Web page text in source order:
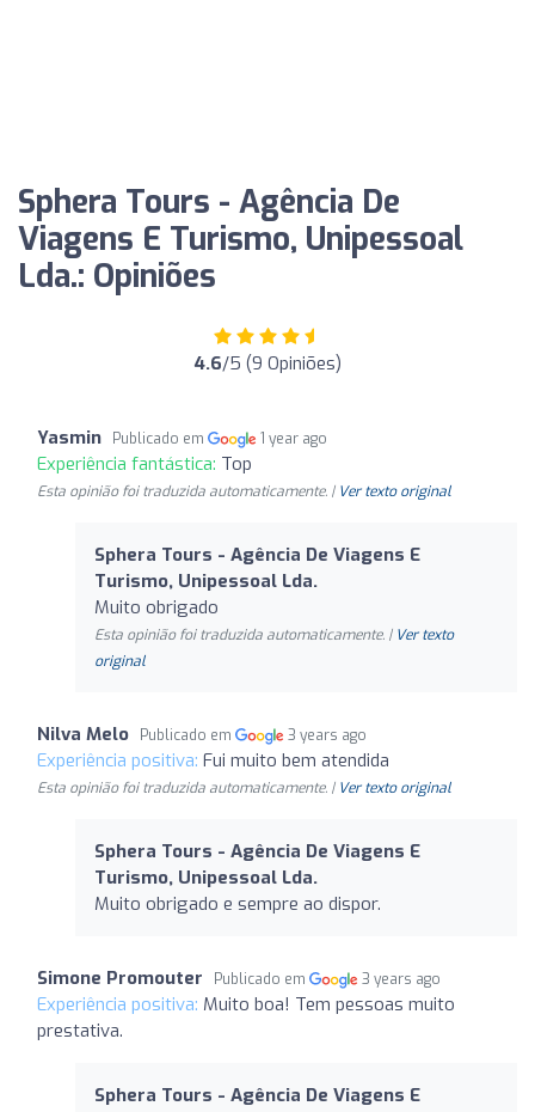
Sphera Tours - Agência De
Viagens E Turismo, Unipessoal
Lda.: Opiniões
4.6/5 (9 Opiniões)
Yasmin Publicado em 1 year ago
Experiência fantástica: Top
Esta opinião foi traduzida automaticamente. | Ver texto original
Sphera Tours - Agência De Viagens E
Turismo, Unipessoal Lda.
Muito obrigado
Esta opinião foi traduzida automaticamente. | Ver texto
original
Nilva Melo Publicado em 3 years ago
Experiência positiva: Fui muito bem atendida
Esta opinião foi traduzida automaticamente. | Ver texto original
Sphera Tours - Agência De Viagens E
Turismo, Unipessoal Lda.
Muito obrigado e sempre ao dispor.
Simone Promouter Publicado em 3 years ago
Experiência positiva: Muito boa! Tem pessoas muito
prestativa.
Sphera Tours - Agência De Viagens E